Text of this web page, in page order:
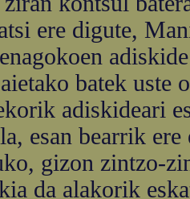
ere digute,
batek uste
adiskideari
esan bearrik
gizon zintzo-
da alakorik